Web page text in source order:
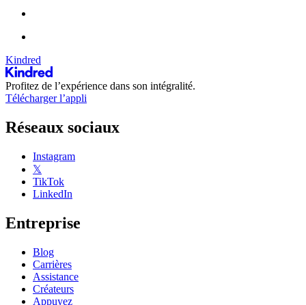
Kindred
Profitez de l’expérience dans son intégralité.
Télécharger l’appli
Réseaux sociaux
Instagram
𝕏
TikTok
LinkedIn
Entreprise
Blog
Carrières
Assistance
Créateurs
Appuyez